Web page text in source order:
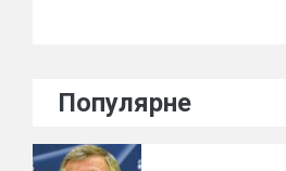
Популярне